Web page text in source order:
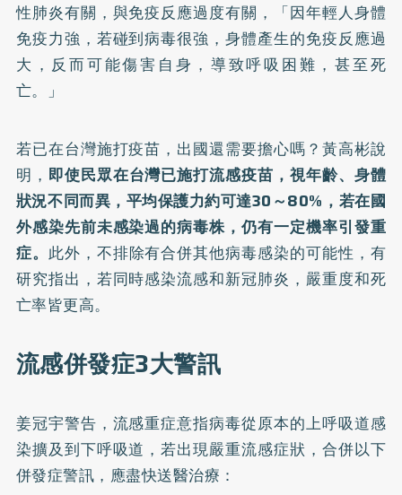
性肺炎有關，與免疫反應過度有關，「因年輕人身體
免疫力強，若碰到病毒很強，身體產生的免疫反應過
大，反而可能傷害自身，導致呼吸困難，甚至死
亡。」
若已在台灣施打疫苗，出國還需要擔心嗎？黃高彬說
明， 即使民眾在台灣已施打流感疫苗，視年齡、身體
狀況不同而異，平均保護力約可達30～80%，若在國
外感染先前未感染過的病毒株，仍有一定機率引發重
症。 此外，不排除有合併其他病毒感染的可能性，有
研究指出，若同時感染流感和新冠肺炎 ，嚴重度和死
亡率皆更高。
流感併發症3大警訊
姜冠宇警告，流感重症意指病毒從原本的上呼吸道感
染擴及到下呼吸道，若出現嚴重流感症狀，合併以下
併發症警訊，應盡快送醫治療：